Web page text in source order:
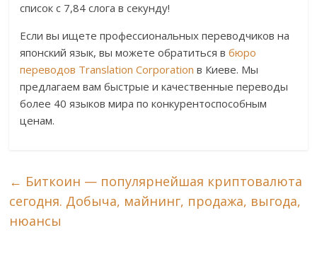
список с 7,84 слога в секунду!
Если вы ищете профессиональных переводчиков на
японский язык, вы можете обратиться вбюро
переводов Translation Corporation в Киеве. Мы
предлагаем вам быстрые и качественные переводы
более 40 языков мира по конкурентоспособным
ценам.
← Биткоин — популярнейшая криптовалюта
сегодня. Добыча, майнинг, продажа, выгода,
нюансы